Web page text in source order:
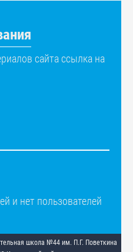
сайта ссылка на
и нет пользователей
школа №44 им. П.Г. Поветкина